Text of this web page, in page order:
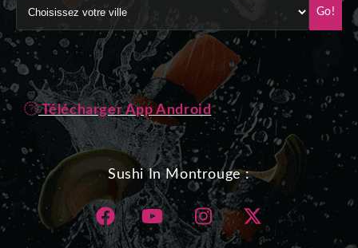
Go!
Télécharger App Android
Sushi In Montrouge :